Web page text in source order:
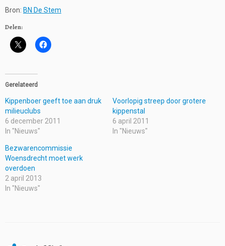
Bron: BN De Stem
Delen:
Gerelateerd
Kippenboer geeft toe aan druk
milieuclubs
6 december 2011
In "Nieuws"
Voorlopig streep door grotere
kippenstal
6 april 2011
In "Nieuws"
Bezwarencommissie
Woensdrecht moet werk
overdoen
2 april 2013
In "Nieuws"